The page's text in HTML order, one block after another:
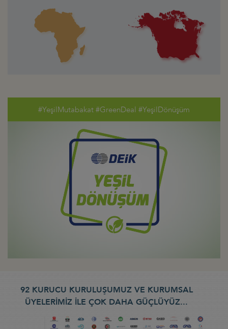
#YeşilMutabakat #GreenDeal #YeşilDönüşüm
92 KURUCU KURULUŞUMUZ VE KURUMSAL
ÜYELERİMİZ İLE ÇOK DAHA GÜÇLÜYÜZ...